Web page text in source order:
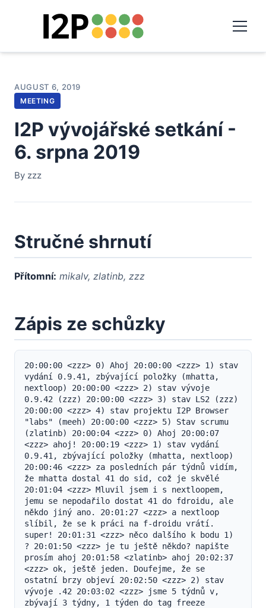
AUGUST 6, 2019
MEETING
I2P vývojářské setkání -
6. srpna 2019
By zzz
Stručné shrnutí
Přítomní: mikalv, zlatinb, zzz
Zápis ze schůzky
20:00:00 <zzz> 0) Ahoj 20:00:00 <zzz> 1) stav
vydání 0.9.41, zbývající položky (mhatta,
nextloop) 20:00:00 <zzz> 2) stav vývoje
0.9.42 (zzz) 20:00:00 <zzz> 3) stav LS2 (zzz)
20:00:00 <zzz> 4) stav projektu I2P Browser
"labs" (meeh) 20:00:00 <zzz> 5) Stav scrumu
(zlatinb) 20:00:04 <zzz> 0) Ahoj 20:00:07
<zzz> ahoj! 20:00:19 <zzz> 1) stav vydání
0.9.41, zbývající položky (mhatta, nextloop)
20:00:46 <zzz> za posledních pár týdnů vidím,
že mhatta dostal 41 do sid, což je skvělé
20:01:04 <zzz> Mluvil jsem i s nextloopem,
jemu se nepodařilo dostat 41 do fdroidu, ale
někdo jiný ano. 20:01:27 <zzz> a nextloop
slíbil, že se k práci na f-droidu vrátí.
super! 20:01:31 <zzz> něco dalšího k bodu 1)
? 20:01:50 <zzz> je tu ještě někdo? napište
prosím ahoj 20:01:58 <zlatinb> ahoj 20:02:37
<zzz> ok, ještě jeden. Doufejme, že se
ostatní brzy objeví 20:02:50 <zzz> 2) stav
vývoje .42 20:03:02 <zzz> jsme 5 týdnů v,
zbývají 3 týdny, 1 týden do tag freeze